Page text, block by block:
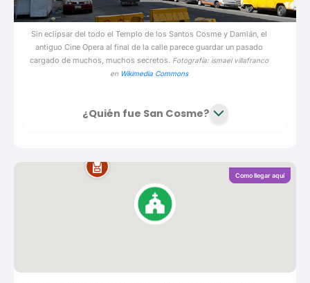
Sin eclipsar del todo el Templo de los Santos Cosme y Damián, el
antiguo Cine Opera al final de la calle parece guardar un pasado
cargado de muchos, muchos secretos. Fotografía: ismael villafranco
en Wikimedia Commons
¿Quién fue San Cosme?
Como llegar aquí